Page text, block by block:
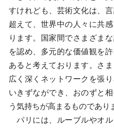
すけれども、芸術文化は、
超えて、世界中の人々に共
ります。国家間でさまざま
を認め、多元的な価値観を
あると考えております。さ
広く深くネットワークを張
いきずなができ、おのずと
う気持ちが高まるものであり
パリには、ルーブルやオ